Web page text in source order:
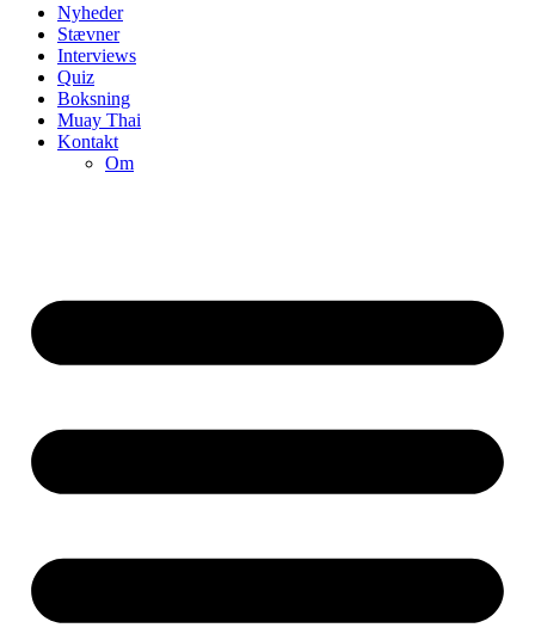
Nyheder
Stævner
Interviews
Quiz
Boksning
Muay Thai
Kontakt
Om